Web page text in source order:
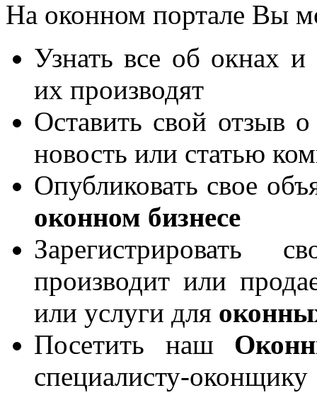
На оконном портале Вы
Узнать все об окнах и
их производят
Оставить свой отзыв
новость или статью
Опубликовать свое
оконном бизнесе
производит или
или услуги для
Посетить наш
специалисту-оконщику